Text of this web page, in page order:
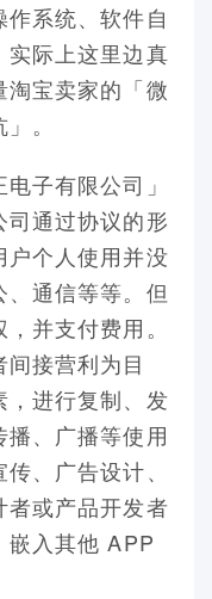
系统、软件自
实际上这里边真
宝卖家的「微
。
子有限公司」
通过协议的形
户个人使用并没
通信等等。但
并支付费用。
接营利为目
，进行复制、发
、广播等使用
、广告设计、
者或产品开发者
嵌入其他 APP